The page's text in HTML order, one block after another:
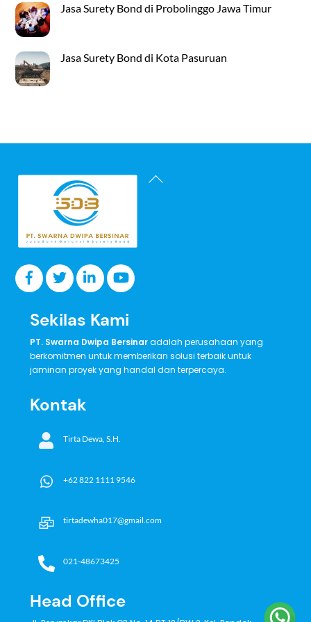
Jasa Surety Bond di Probolinggo Jawa Timur
Jasa Surety Bond di Kota Pasuruan
Back
Sekilas Kami
PT. Swarna Dwipa Bersinaradalah perusahaan yang
berkomitmen untuk memberikan solusi terbaik untuk
jaminan proyek yang handal dan terpercaya.
Kontak
Tirta Dewa, S.H.
+62 822 1111 9546
tirtadewha017@gmail.com
021-48673425
Head Office